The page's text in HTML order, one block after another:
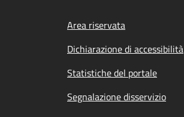
Footer menu
Area riservata
Dichiarazione di accessibilità
Statistiche del portale
Segnalazione disservizio